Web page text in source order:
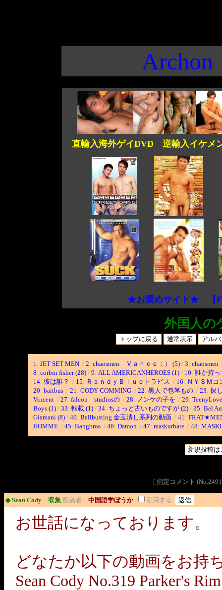
Archon
直輸入海外ゲイDVD 逆輸入イケ
★お奨めサイト★ 【
外国人の
1:JET SET MEN / 2:chaosmen Ｖａｎｃｅ：） (5) / 3:chaosmen
8:corbin fisher (28) / 9:ALL AMERICANHEROES (1) / 10:誰か持
14:彼は誰？ / 15: ＲａｎｄｙＢｌｕｅトラビス / 16: ＮＹＳＭ
20:baitbus / 21:CODY COMMING / 22:黒人で包茎もの / 23:探
Vincent / 27:falcon studiosの / 28: ノンケの子を / 29:
Boys (1) / 33:転載 (1) / 34: ちょっと古いものですが (2) / 35:Bel
Giamani (8) / 40:Ballbusting 金玉潰し系列の動画 / 41:
HOMME / 45:Bangbros / 46:Damon / 47:maskurbate / 48:
[ 指定コメント
◆ Sean Cody 収集 投稿者： 中国語学ぼうか 引用する
お世話になっております。
どなたか以下の動画をお持
Sean Cody No.319 Parker's